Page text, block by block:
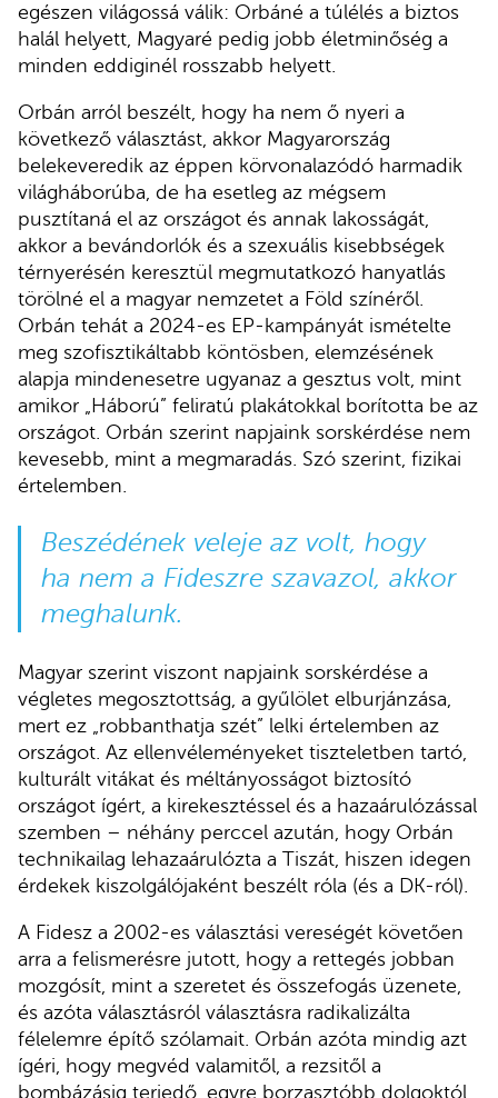
egészen világossá válik: Orbáné a túlélés a biztos
halál helyett, Magyaré pedig jobb életminőség a
minden eddiginél rosszabb helyett.
Orbán arról beszélt, hogy ha nem ő nyeri a
következő választást, akkor Magyarország
belekeveredik az éppen körvonalazódó harmadik
világháborúba, de ha esetleg az mégsem
pusztítaná el az országot és annak lakosságát,
akkor a bevándorlók és a szexuális kisebbségek
térnyerésén keresztül megmutatkozó hanyatlás
törölné el a magyar nemzetet a Föld színéről.
Orbán tehát a 2024-es EP-kampányát ismételte
meg szofisztikáltabb köntösben, elemzésének
alapja mindenesetre ugyanaz a gesztus volt, mint
amikor „Háború” feliratú plakátokkal borította be az
országot. Orbán szerint napjaink sorskérdése nem
kevesebb, mint a megmaradás. Szó szerint, fizikai
értelemben.
Beszédének veleje az volt, hogy
ha nem a Fideszre szavazol, akkor
meghalunk.
Magyar szerint viszont napjaink sorskérdése a
végletes megosztottság, a gyűlölet elburjánzása,
mert ez „robbanthatja szét” lelki értelemben az
országot. Az ellenvéleményeket tiszteletben tartó,
kulturált vitákat és méltányosságot biztosító
országot ígért, a kirekesztéssel és a hazaárulózással
szemben – néhány perccel azután, hogy Orbán
technikailag lehazaárulózta a Tiszát, hiszen idegen
érdekek kiszolgálójaként beszélt róla (és a DK-ról).
A Fidesz a 2002-es választási vereségét követően
arra a felismerésre jutott, hogy a rettegés jobban
mozgósít, mint a szeretet és összefogás üzenete,
és azóta választásról választásra radikalizálta
félelemre építő szólamait. Orbán azóta mindig azt
ígéri, hogy megvéd valamitől, a rezsitől a
bombázásig terjedő, egyre borzasztóbb dolgoktól.